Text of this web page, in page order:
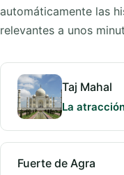
automáticamente las
relevantes a unos
Taj Mahal
La
Fuerte de Agra